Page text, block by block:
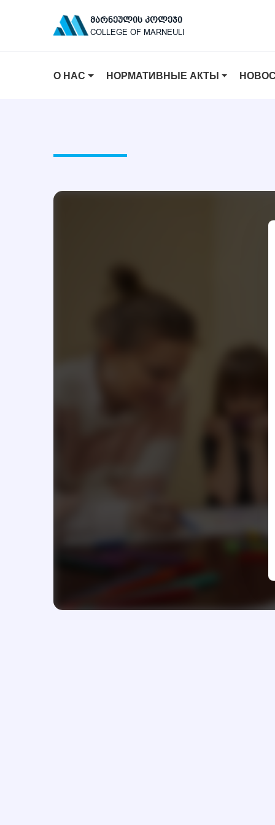
ᲛᲐᲠᲜᲔᲣᲚᲘᲡ ᲙᲝᲚᲔᲯᲘ
COLLEGE OF MARNEULI
О НАС НОРМАТИВНЫЕ АКТЫ